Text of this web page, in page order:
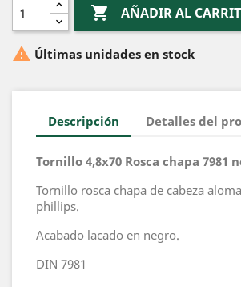
 AÑADIR AL
 Últimas unidades en stock
Descripción Detalles del
Tornillo 4,8x70 Rosca chapa 7981
Tornillo rosca chapa de cabeza
phillips.
Acabado lacado en negro.
DIN 7981